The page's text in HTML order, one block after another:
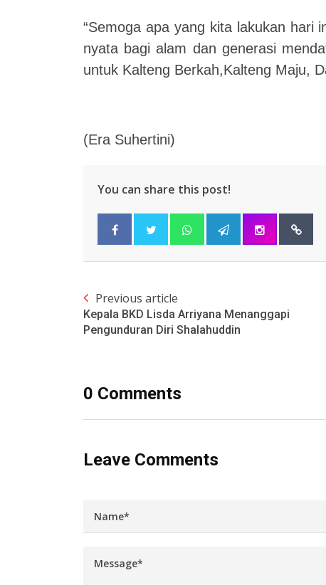
“Semoga apa yang kita lakukan hari
nyata bagi alam dan generasi
untuk Kalteng Berkah,Kalteng Maju,
(Era Suhertini)
You can share this post!
Previous article
Kepala BKD Lisda Arriyana Menanggapi
Pengunduran Diri Shalahuddin
0 Comments
Leave Comments